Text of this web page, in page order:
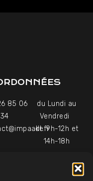
85 06
34
du Lundi au
Vendredi
de 9h-12h et
14h-18h